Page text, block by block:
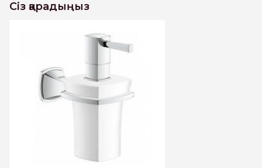
Сіз қарадыңыз